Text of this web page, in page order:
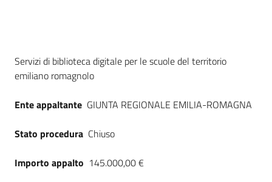
Piattaforme
telematiche
Dati del bando
Servizi di biblioteca digitale per le scuole del territorio
emiliano romagnolo
Ente appaltante GIUNTA REGIONALE EMILIA-ROMAGNA
Stato procedura Chiuso
Importo appalto 145.000,00 €